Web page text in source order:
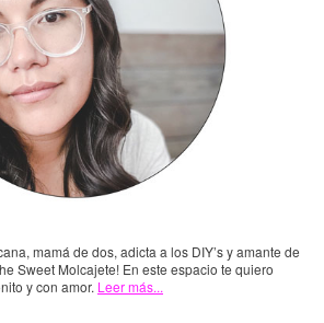
mamá de dos, adicta a los DIY’s y amante de
Sweet Molcajete! En este espacio te quiero
y con amor. Leer más...